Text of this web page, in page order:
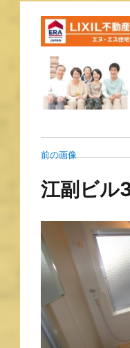
長崎の不動
で！！
前の画像
江副ビル